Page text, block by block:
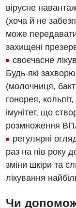
вірусне
(хоча й не
може
захищені
своєчасне
Будь-які
(молочниця,
гонорея,
імунітет, що
розмноження
регулярні
раз на пів року
зміни шкіри та
лікування
Чи